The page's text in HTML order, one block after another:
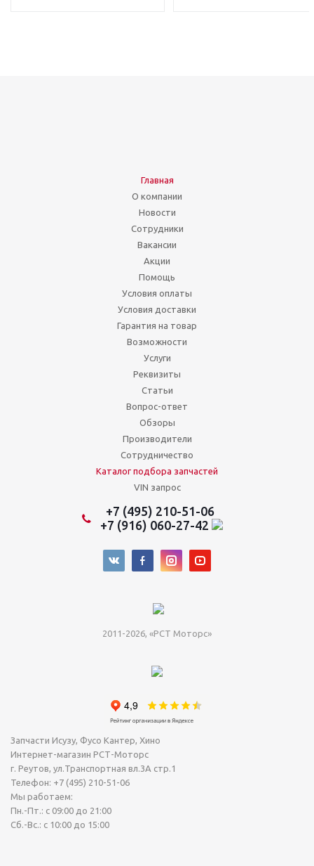
Главная
О компании
Новости
Сотрудники
Вакансии
Акции
Помощь
Условия оплаты
Условия доставки
Гарантия на товар
Возможности
Услуги
Реквизиты
Статьи
Вопрос-ответ
Обзоры
Производители
Сотрудничество
Каталог подбора запчастей
VIN запрос
+7 (495) 210-51-06
+7 (916) 060-27-42
2011-2026, «РСТ Моторс»
Запчасти Исузу, Фусо Кантер, Хино
Интернет-магазин РСТ-Моторс
г. Реутов, ул.Транспортная вл.3А стр.1
Телефон: +7 (495) 210-51-06
Мы работаем:
Пн.-Пт.: с 09:00 до 21:00
Сб.-Вс.: с 10:00 до 15:00